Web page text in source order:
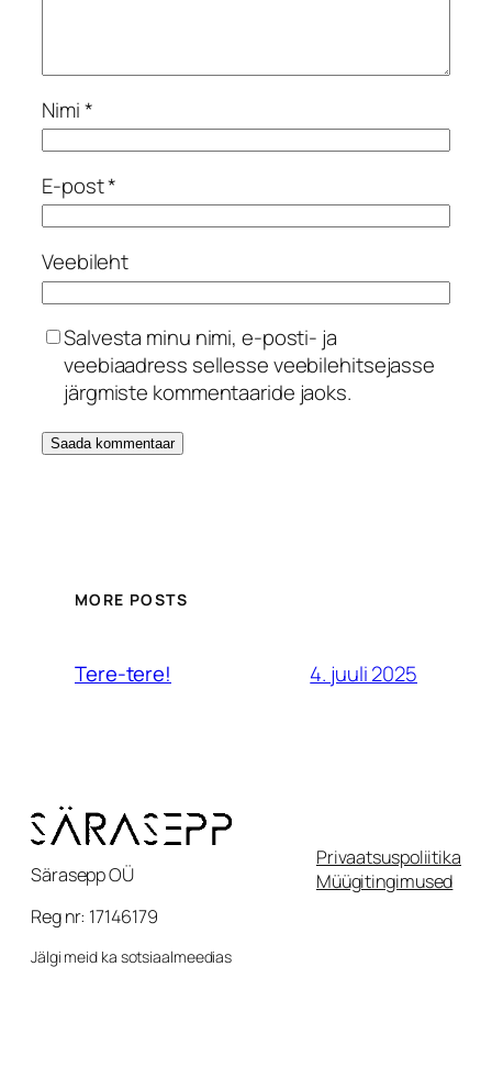
Nimi*
E-post*
Veebileht
Salvesta minu nimi, e-posti- ja
veebiaadress sellesse veebilehitsejasse
järgmiste kommentaaride jaoks.
MORE POSTS
Tere-tere! 4. juuli 2025
Särasepp OÜ
Reg nr: 17146179
Jälgi meid ka sotsiaalmeedias
Privaatsuspoliitika
Müügitingimused